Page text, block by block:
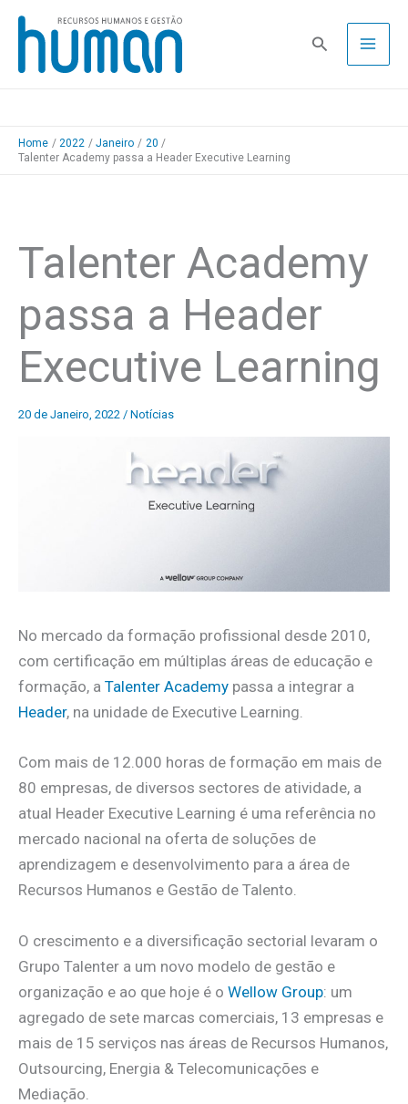
Skip
content
Pesquisa
Home 2022 Janeiro
20
Talenter Academy passa a Header Executive Learning
Talenter Academy
passa a Header
Executive Learning
20 de Janeiro, 2022 / Notícias
No mercado da formação profissional desde 2010,
com certificação em múltiplas áreas de educação e
formação, a Talenter Academy passa a integrar a
Header, na unidade de Executive Learning.
Com mais de 12.000 horas de formação em mais de
80 empresas, de diversos sectores de atividade, a
atual Header Executive Learning é uma referência no
mercado nacional na oferta de soluções de
aprendizagem e desenvolvimento para a área de
Recursos Humanos e Gestão de Talento.
O crescimento e a diversificação sectorial levaram o
Grupo Talenter a um novo modelo de gestão e
organização e ao que hoje é o Wellow Group: um
agregado de sete marcas comerciais, 13 empresas e
mais de 15 serviços nas áreas de Recursos Humanos,
Outsourcing, Energia & Telecomunicações e
Mediação.